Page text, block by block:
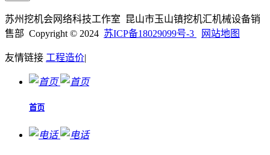
苏州挖机会网络科技工作室 昆山市玉山镇挖机汇机械设备销
售部 Copyright © 2024 苏ICP备18029099号-3 网站地图
友情链接 工程造价|
首页